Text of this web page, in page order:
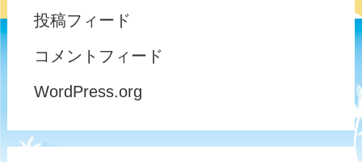
投稿フィード
コメントフィード
WordPress.org